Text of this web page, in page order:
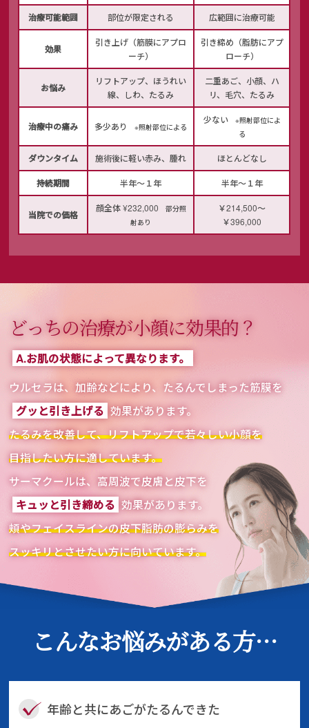
治療可能範囲 部位が限定される 広範囲に治療可能
効果
引き上げ（筋膜にアプロ
ーチ）
引き締め（脂肪にアプ
ローチ）
お悩み
リフトアップ、ほうれい
線、 しわ、たるみ
二重あご、小顔、ハ
リ、 毛穴、たるみ
治療中の痛み 多少あり ※照射部位による
少ない
※照射部位によ
る
ダウンタイム 施術後に軽い赤み、腫れ ほとんどなし
持続期間 半年～１年 半年～１年
当院での価格
顔全体 ¥232,000
部分照
射あり
￥214,500～
￥396,000
どっちの治療が小顔に効果的？
A.お肌の状態によって異なります。
ウルセラは、加齢などにより、たるんでしまった筋膜を
グッと引き上げる 効果があります。
たるみを改善して、リフトアップで若々しい小顔を
目指したい方に適しています。
サーマクールは、高周波で皮膚と皮下を
キュッと引き締める 効果があります。
頬やフェイスラインの皮下脂肪の膨らみを
スッキリとさせたい方に向いています。
こんなお悩みがある方…
年齢と共にあごがたるんできた